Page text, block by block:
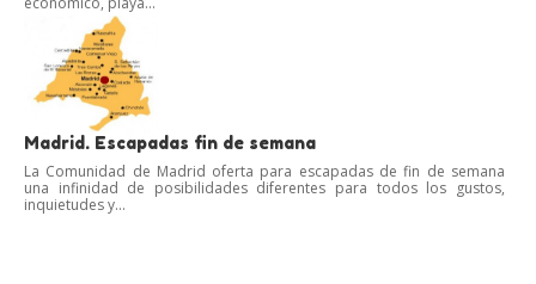
Madrid. Escapadas fin de semana
La Comunidad de Madrid oferta para escapadas de fin de semana
una infinidad de posibilidades diferentes para todos los gustos,
inquietudes y...